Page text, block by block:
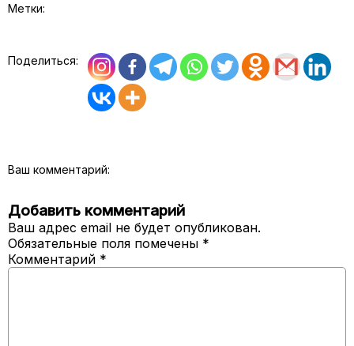
Метки:
Поделиться:
Ваш комментарий:
Добавить комментарий
Ваш адрес email не будет опубликован.
Обязательные поля помечены *
Комментарий *